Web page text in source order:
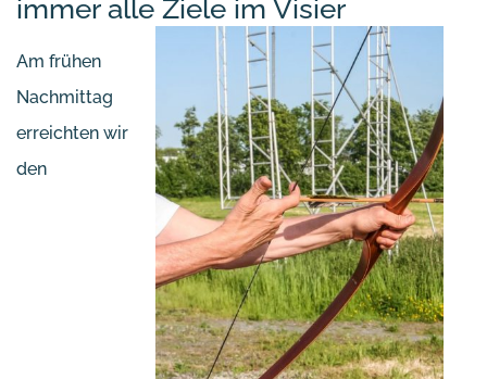
immer alle Ziele im Visier
Am frühen
Nachmittag
erreichten wir
den